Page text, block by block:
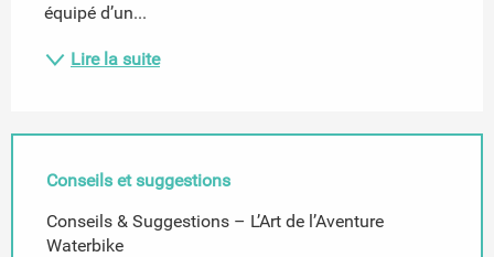
équipé d’un...
Lire la suite
Conseils et suggestions
Conseils & Suggestions – L’Art de l’Aventure
Waterbike